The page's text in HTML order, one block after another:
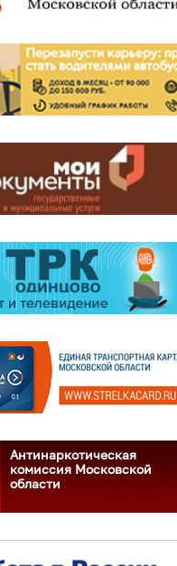
Антинаркотическая
комиссия Московской
области